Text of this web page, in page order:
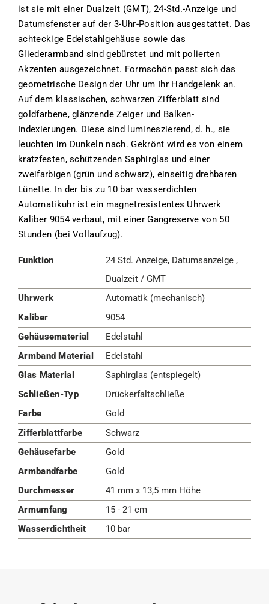
ist sie mit einer Dualzeit (GMT), 24‑Std.-Anzeige und
Datumsfenster auf der 3‑Uhr-Position ausgestattet. Das
achteckige Edelstahlgehäuse sowie das
Gliederarmband sind gebürstet und mit polierten
Akzenten ausgezeichnet. Formschön passt sich das
geometrische Design der Uhr um Ihr Handgelenk an.
Auf dem klassischen, schwarzen Zifferblatt sind
goldfarbene, glänzende Zeiger und Balken-
Indexierungen. Diese sind lumineszierend, d. h., sie
leuchten im Dunkeln nach. Gekrönt wird es von einem
kratzfesten, schützenden Saphirglas und einer
zweifarbigen (grün und schwarz), einseitig drehbaren
Lünette. In der bis zu 10 bar wasserdichten
Automatikuhr ist ein magnetresistentes Uhrwerk
Kaliber 9054 verbaut, mit einer Gangreserve von 50
Stunden (bei Vollaufzug).
Funktion
24 Std. Anzeige, Datumsanzeige ,
Dualzeit / GMT
Uhrwerk
Automatik (mechanisch)
Kaliber
9054
Gehäusematerial
Edelstahl
Armband Material
Edelstahl
Glas Material
Saphirglas (entspiegelt)
Schließen-Typ
Drückerfaltschließe
Farbe
Gold
Zifferblattfarbe
Schwarz
Gehäusefarbe
Gold
Armbandfarbe
Gold
Durchmesser
41 mm x 13,5 mm Höhe
Armumfang
15 - 21 cm
Wasserdichtheit
10 bar